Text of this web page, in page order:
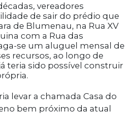
vereadores
de sair do prédio que
de Blumenau, na Rua XV
com a Rua das
se um aluguel mensal de
recursos, ao longo de
teria sido possível construir
levar a chamada Casa do
bem próximo da atual